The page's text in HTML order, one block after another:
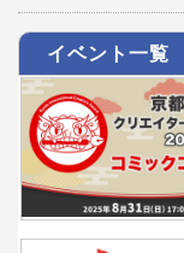
イベント一覧